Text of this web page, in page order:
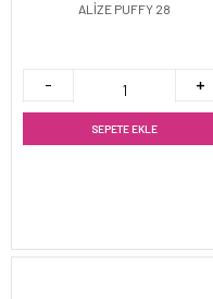
ALİZE PUFFY 28
SEPETE EKLE